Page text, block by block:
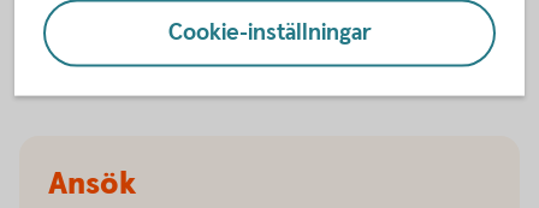
Ändra återbetalningsskydd(fora.se)
Ansök
Cookie-inställningar